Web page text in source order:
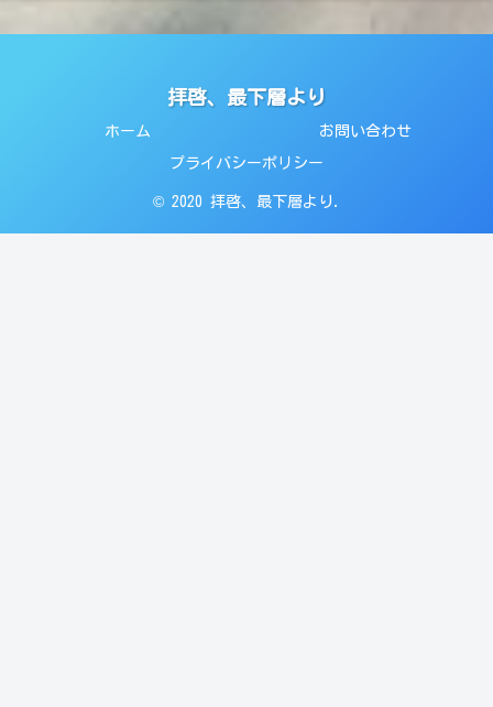
拝啓、最下層より
ホーム お問い合わせ
プライバシーポリシー
© 2020 拝啓、最下層より.